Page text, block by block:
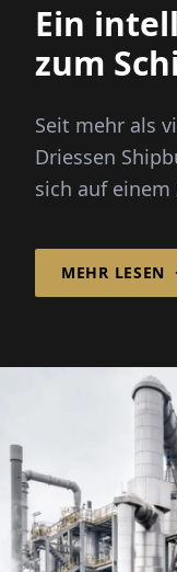
Ein
zum
Seit mehr als
Driessen
sich auf
flexiblen,
MEHR LESEN